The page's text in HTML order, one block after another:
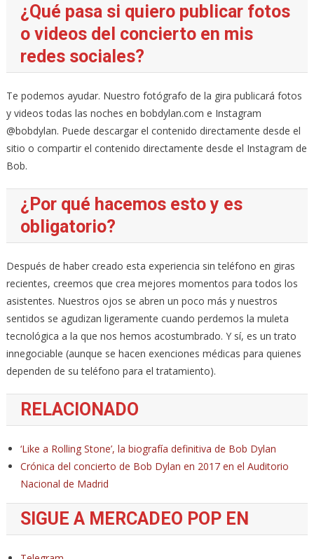
¿Qué pasa si quiero publicar fotos
o videos del concierto en mis
redes sociales?
Te podemos ayudar. Nuestro fotógrafo de la gira publicará fotos
y videos todas las noches en bobdylan.com e Instagram
@bobdylan. Puede descargar el contenido directamente desde el
sitio o compartir el contenido directamente desde el Instagram de
Bob.
¿Por qué hacemos esto y es
obligatorio?
Después de haber creado esta experiencia sin teléfono en giras
recientes, creemos que crea mejores momentos para todos los
asistentes. Nuestros ojos se abren un poco más y nuestros
sentidos se agudizan ligeramente cuando perdemos la muleta
tecnológica a la que nos hemos acostumbrado. Y sí, es un trato
innegociable (aunque se hacen exenciones médicas para quienes
dependen de su teléfono para el tratamiento).
RELACIONADO
‘Like a Rolling Stone’, la biografía definitiva de Bob Dylan
Crónica del concierto de Bob Dylan en 2017 en el Auditorio
Nacional de Madrid
SIGUE A MERCADEO POP EN